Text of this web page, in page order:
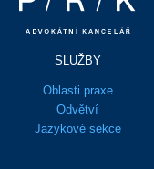
SLUŽBY
Oblasti praxe
Odvětví
Jazykové sekce